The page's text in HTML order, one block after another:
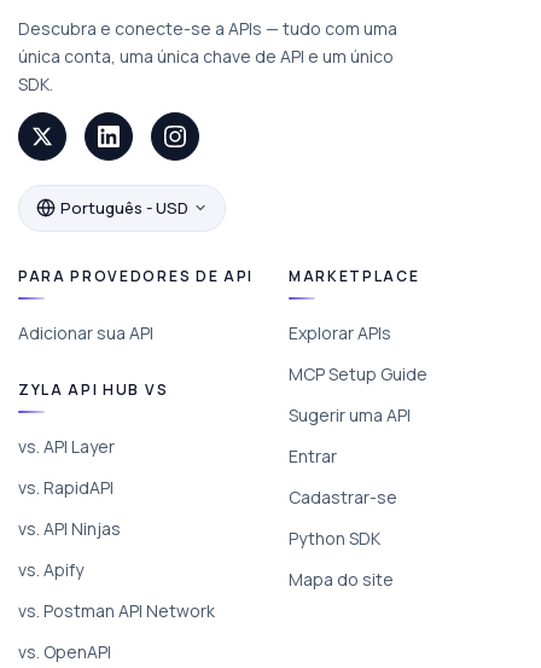
Descubra e conecte-se a APIs — tudo com uma
única conta, uma única chave de API e um único
SDK.
Português - USD
PARA PROVEDORES DE API
Adicionar sua API
ZYLA API HUB VS
vs. API Layer
vs. RapidAPI
vs. API Ninjas
vs. Apify
vs. Postman API Network
vs. OpenAPI
MARKETPLACE
Explorar APIs
MCP Setup Guide
Sugerir uma API
Entrar
Cadastrar-se
Python SDK
Mapa do site